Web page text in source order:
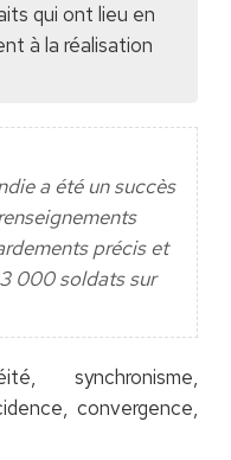
qui ont lieu en
à la réalisation
a été un succès
précis et
000 soldats sur
synchronisme,
convergence,